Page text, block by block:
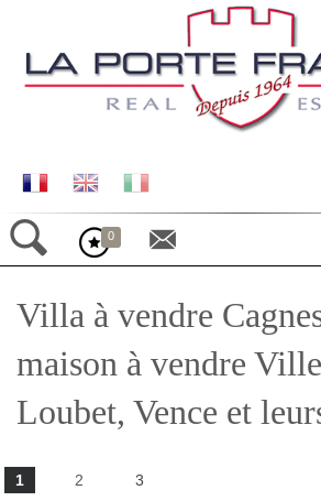
LE VILLAGE
MAISONS
APPARTEMENTS
TERRAINS
0
Villa à vendre
maison à vendre
Loubet, Vence et
1 2 3